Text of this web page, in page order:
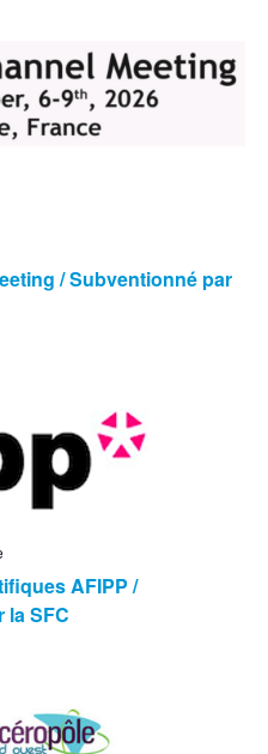
/ Subventionné par
AFIPP /
la SFC